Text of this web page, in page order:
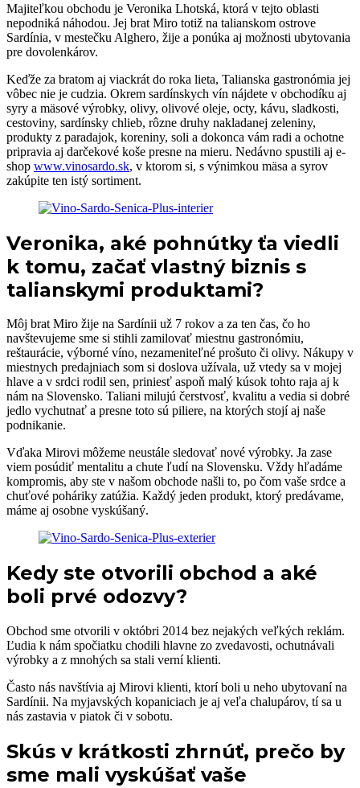
Majiteľkou obchodu je Veronika Lhotská, ktorá v tejto oblasti
nepodniká náhodou. Jej brat Miro totiž na talianskom ostrove
Sardínia, v mestečku Alghero, žije a ponúka aj možnosti ubytovania
pre dovolenkárov.
Keďže za bratom aj viackrát do roka lieta, Talianska gastronómia jej
vôbec nie je cudzia. Okrem sardínskych vín nájdete v obchodíku aj
syry a mäsové výrobky, olivy, olivové oleje, octy, kávu, sladkosti,
cestoviny, sardínsky chlieb, rôzne druhy nakladanej zeleniny,
produkty z paradajok, koreniny, soli a dokonca vám radi a ochotne
pripravia aj darčekové koše presne na mieru. Nedávno spustili aj e-
shop www.vinosardo.sk, v ktorom si, s výnimkou mäsa a syrov
zakúpite ten istý sortiment.
Veronika, aké pohnútky ťa viedli
k tomu, začať vlastný biznis s
talianskymi produktami?
Môj brat Miro žije na Sardínii už 7 rokov a za ten čas, čo ho
navštevujeme sme si stihli zamilovať miestnu gastronómiu,
reštaurácie, výborné víno, nezameniteľné prošuto či olivy. Nákupy v
miestnych predajniach som si doslova užívala, už vtedy sa v mojej
hlave a v srdci rodil sen, priniesť aspoň malý kúsok tohto raja aj k
nám na Slovensko. Taliani milujú čerstvosť, kvalitu a vedia si dobré
jedlo vychutnať a presne toto sú piliere, na ktorých stojí aj naše
podnikanie.
Vďaka Mirovi môžeme neustále sledovať nové výrobky. Ja zase
viem posúdiť mentalitu a chute ľudí na Slovensku. Vždy hľadáme
kompromis, aby ste v našom obchode našli to, po čom vaše srdce a
chuťové poháriky zatúžia. Každý jeden produkt, ktorý predávame,
máme aj osobne vyskúšaný.
Kedy ste otvorili obchod a aké
boli prvé odozvy?
Obchod sme otvorili v októbri 2014 bez nejakých veľkých reklám.
Ľudia k nám spočiatku chodili hlavne zo zvedavosti, ochutnávali
výrobky a z mnohých sa stali verní klienti.
Často nás navštívia aj Mirovi klienti, ktorí boli u neho ubytovaní na
Sardínii. Na myjavských kopaniciach je aj veľa chalupárov, tí sa u
nás zastavia v piatok či v sobotu.
Skús v krátkosti zhrnúť, prečo by
sme mali vyskúšať vaše